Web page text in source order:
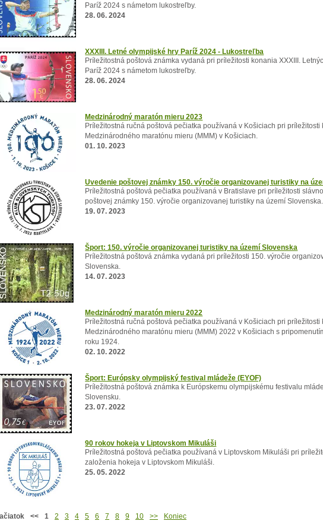
Paríž 2024 s námetom lukostreľby.
28. 06. 2024
XXXIII. Letné olympijské hry Paríž 2024 - Lukostreľba
Príležitostná poštová známka vydaná pri príležitosti konania XXXIII.
Paríž 2024 s námetom lukostreľby.
28. 06. 2024
Medzinárodný maratón mieru 2023
Príležitostná ručná poštová pečiatka používaná v Košiciach pri príležitosti
Medzinárodného maratónu mieru (MMM) v Košiciach.
01. 10. 2023
Uvedenie poštovej známky 150. výročie organizovanej turistiky na
Príležitostná poštová pečiatka používaná v Bratislave pri príležitosti
poštovej známky 150. výročie organizovanej turistiky na území Slovenska.
19. 07. 2023
Šport: 150. výročie organizovanej turistiky na území Slovenska
Príležitostná poštová známka vydaná pri príležitosti 150. výročie
Slovenska.
14. 07. 2023
Medzinárodný maratón mieru 2022
Príležitostná ručná poštová pečiatka používaná v Košiciach pri príležitosti
Medzinárodného maratónu mieru (MMM) 2022 v Košiciach s
roku 1924.
02. 10. 2022
Šport: Európsky olympijský festival mládeže (EYOF)
Príležitostná poštová známka k Európskemu olympijskému festivalu
Slovensku.
23. 07. 2022
90 rokov hokeja v Liptovskom Mikuláši
Príležitostná poštová pečiatka používaná v Liptovskom Mikuláši pri
založenia hokeja v Liptovskom Mikuláši.
25. 05. 2022
<< 1 2 3 4 5 6 7 8 9 10 >> Koniec